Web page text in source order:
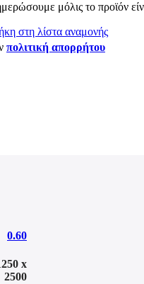
μόλις το προϊόν
στη λίστα αναμονής
πολιτική απορρήτου
0.60
x
2500